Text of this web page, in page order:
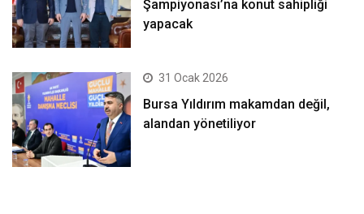
Şampiyonası’na konut sahipliği
yapacak
31 Ocak 2026
Bursa Yıldırım makamdan değil,
alandan yönetiliyor